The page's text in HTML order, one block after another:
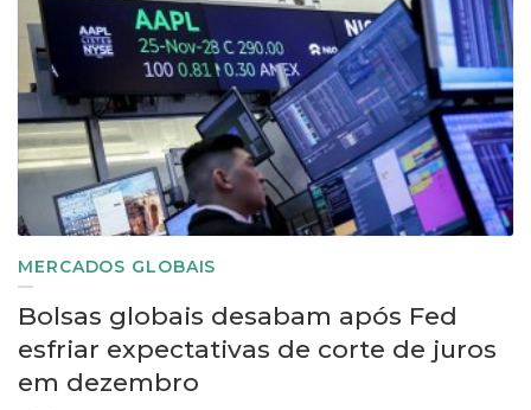
MERCADOS GLOBAIS
Bolsas globais desabam após Fed
esfriar expectativas de corte de juros
em dezembro